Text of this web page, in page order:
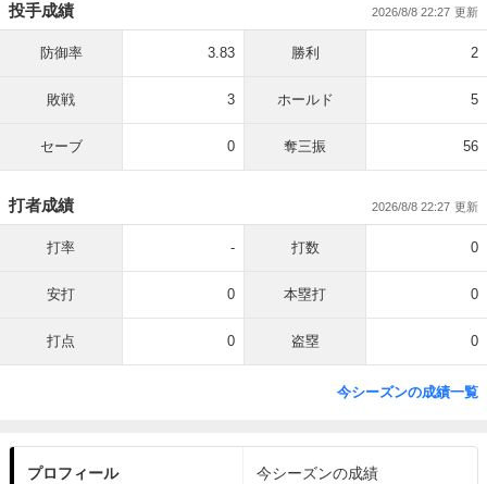
投手成績 2026/8/8 22:27
防御率 3.83 勝利 2
敗戦 3 ホールド 5
セーブ 0 奪三振 56
打者成績 2026/8/8 22:27
打率 - 打数 0
安打 0 本塁打 0
打点 0 盗塁 0
今シーズンの成績一覧
プロフィール 今シーズンの成績